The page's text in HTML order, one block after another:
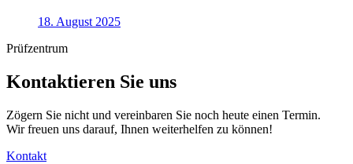
18. August 2025
Prüfzentrum
Kontaktieren Sie uns
Zögern Sie nicht und vereinbaren Sie noch heute einen Termin.
Wir freuen uns darauf, Ihnen weiterhelfen zu können!
Kontakt